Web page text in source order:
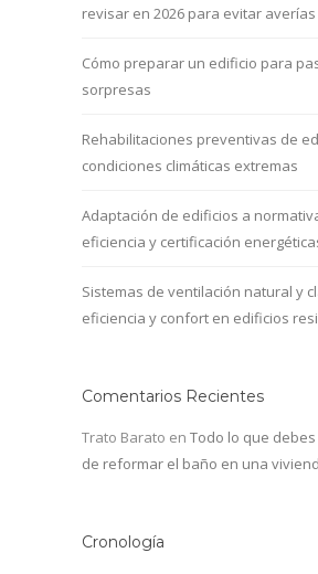
revisar en 2026 para evitar averías
Cómo preparar un edificio para
sorpresas
Rehabilitaciones preventivas de
condiciones climáticas extremas
Adaptación de edificios a
eficiencia y certificación
Sistemas de ventilación natural y
eficiencia y confort en edificios
Comentarios Recientes
Trato Barato en Todo lo que
de reformar el baño en una
Cronología